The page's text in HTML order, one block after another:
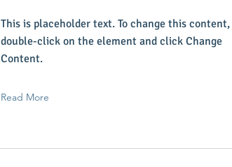
This is placeholder text. To change this content,
double-click on the element and click Change
Content.
Read More